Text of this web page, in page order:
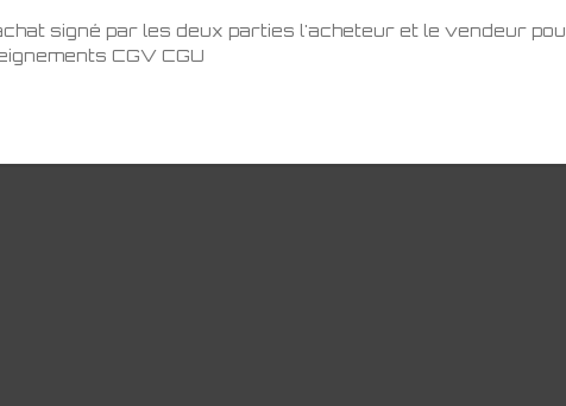
signé par les deux parties l'acheteur et le vendeur
CGV CGU